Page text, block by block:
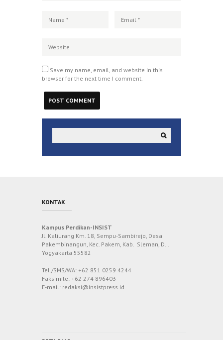
Save my name, email, and website in this
browser for the next time I comment.
KONTAK
Kampus Perdikan-INSIST
Jl. Kaliurang Km. 18, Sempu-Sambirejo, Desa
Pakembinangun, Kec. Pakem, Kab. Sleman, D.I.
Yogyakarta 55582
Tel./SMS/WA: +62 851 0259 4244
Faksimile: +62 274 896403
E-mail: redaksi@insistpress.id